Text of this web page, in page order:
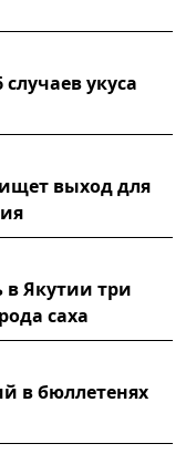
укуса
выход для
в Якутии три
саха
в бюллетенях